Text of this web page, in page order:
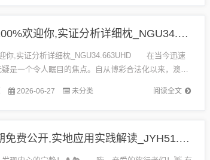
澳门三肖三码精准100%欢迎你,实证分析详细枕_NGU34.663UHD
你,实证分析详细枕_NGU34.663UHD 在当今迅速
是一个令人瞩目的焦点。自从博彩合法化以来，澳门
华的娱乐场所，吸引了大量游客...
阅读全文
2026-06-27 未分类
四肖必中期期准长期免费公开,实地应用实践解读_JYH51.254生态版